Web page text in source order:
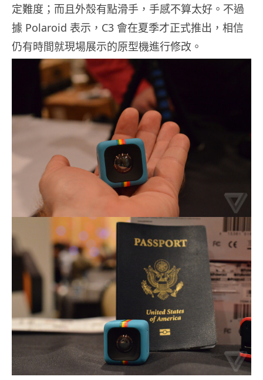
定難度；而且外殼有點滑手，手感不算太好。不過
據 Polaroid 表示，C3 會在夏季才正式推出，相信
仍有時間就現場展示的原型機進行修改。